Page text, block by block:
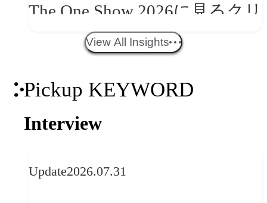
The One Show 2026に見るクリ
エイティブトレンド──社会
「体験」へ変える
View All Insights
Pickup KEYWORD
Interview
Update2026.07.31